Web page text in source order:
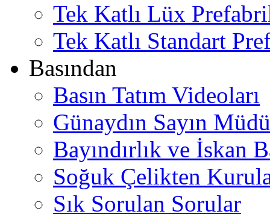
Tek Katlı Lüx
Tek Katlı Standart
Basından
Basın Tatım Videoları
Günaydın Sayın
Bayındırlık ve İskan
Soğuk Çelikten
Sık Sorulan Sorular